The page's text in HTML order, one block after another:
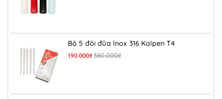
Bộ 5 đôi đũa Inox 316 Kalpen T4
190.000₫ 380.000₫